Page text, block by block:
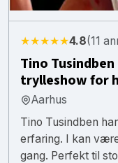
★★★★★4.8(11
Tino
trylleshow for
Aarhus
Tino Tusindben
erfaring. I kan
gang. Perfekt til